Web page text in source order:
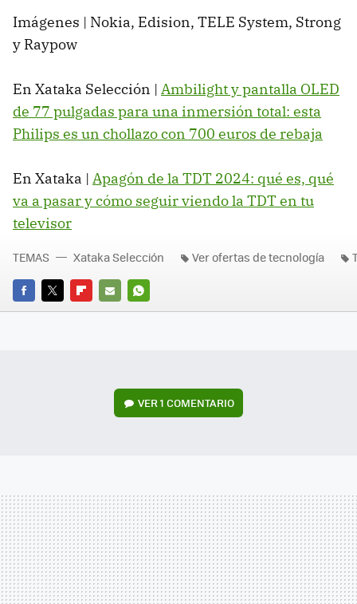
Imágenes | Nokia, Edision, TELE System, Strong
y Raypow
En Xataka Selección | Ambilight y pantalla OLED
de 77 pulgadas para una inmersión total: esta
Philips es un chollazo con 700 euros de rebaja
En Xataka | Apagón de la TDT 2024: qué es, qué
va a pasar y cómo seguir viendo la TDT en tu
televisor
FACEBOOK
TWITTERFLIPBOARD
E-
WHATSAPP
TEMAS Xataka Selección Ver ofertas de tecnología
VER1 COMENTARIO